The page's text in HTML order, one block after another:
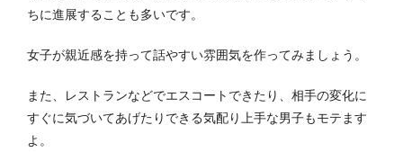
ちに進展することも多いです。
女子が親近感を持って話やすい雰囲気を作ってみましょう。
また、レストランなどでエスコートできたり、相手の変化に
すぐに気づいてあげたりできる気配り上手な男子もモテます
よ。